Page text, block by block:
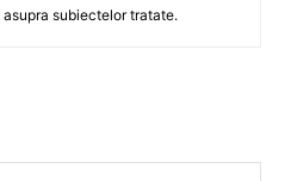
subiectelor tratate.